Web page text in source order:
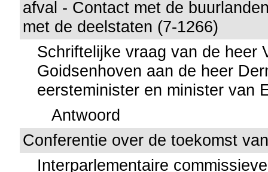
afval - Contact met de
met de deelstaten (7-1266)
Schriftelijke vraag van de heer
Goidsenhoven aan de heer
eersteminister en minister van
Antwoord
Conferentie over de toekomst
Interparlementaire